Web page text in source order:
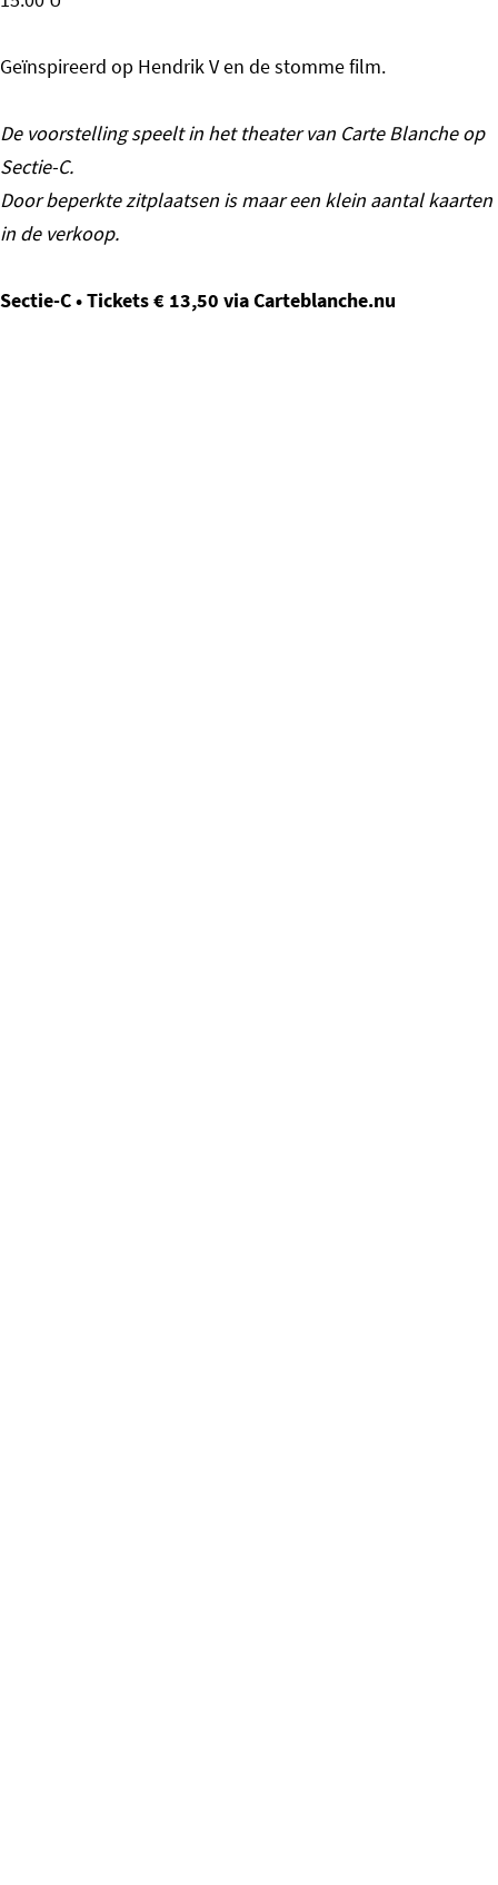
Geïnspireerd op Hendrik V en de stomme film.
De voorstelling speelt in het theater van Carte Blanche op
Sectie-C.
Door beperkte zitplaatsen is maar een klein aantal kaarten
in de verkoop.
Sectie-C • Tickets € 13,50 via Carteblanche.nu